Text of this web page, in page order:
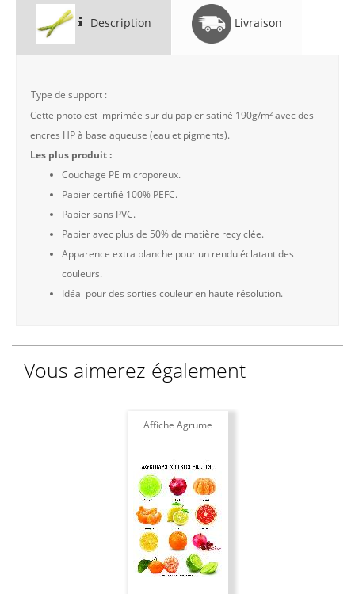
Description Livraison
Type de support :
Cette photo est imprimée sur du papier satiné 190g/m² avec des
encres HP à base aqueuse (eau et pigments).
Les plus produit :
Couchage PE microporeux.
Papier certifié 100% PEFC.
Papier sans PVC.
Papier avec plus de 50% de matière recylclée.
Apparence extra blanche pour un rendu éclatant des
couleurs.
Idéal pour des sorties couleur en haute résolution.
Vous aimerez également
Affiche Agrume